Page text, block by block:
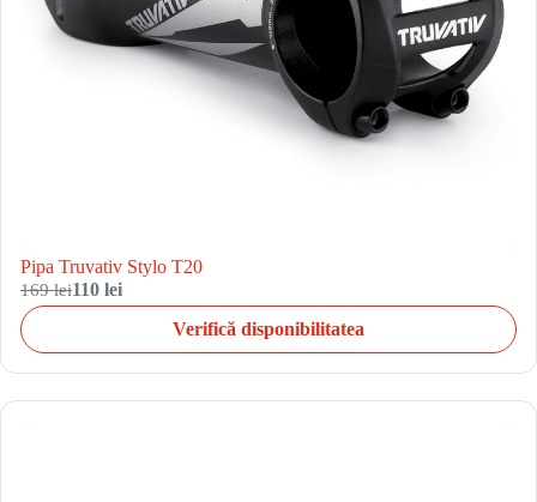
Pipa Truvativ Stylo T20
169 lei110 lei
Verifică disponibilitatea